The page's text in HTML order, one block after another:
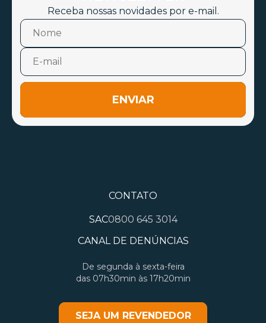
Receba nossas novidades por e-mail.
ENVIAR
CONTATO
SAC0800 645 3014
CANAL DE DENÚNCIAS
De segunda à sexta-feira
das 07h30min às 17h20min
SEJA UM REVENDEDOR